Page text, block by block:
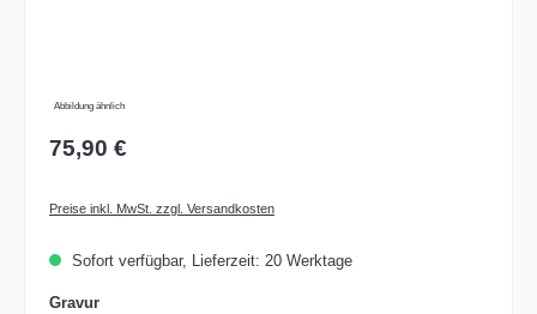
Abbildung ähnlich
75,90 €
Preise inkl. MwSt. zzgl. Versandkosten
Sofort verfügbar, Lieferzeit: 20 Werktage
Gravurauswählen